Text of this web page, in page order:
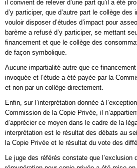
il convient de relever d’une part qu’il a été
d’y participer, que d’autre part le collège des
vouloir disposer d’études d’impact pour
barème a refusé d’y participer, se mettant
financement et que le collège des
de façon symbolique.
Aucune impartialité autre que ce
invoquée et l’étude a été payée par la
et non par un collège directement.
Enfin, sur l’interprétation donnée à
Commission de la Copie Privée, il
d’apprécier ce moyen dans le cadre de la
interprétation est le résultat des débats au
la Copie Privée et le résultat du vote des
Le juge des référés constate que l’exclusion